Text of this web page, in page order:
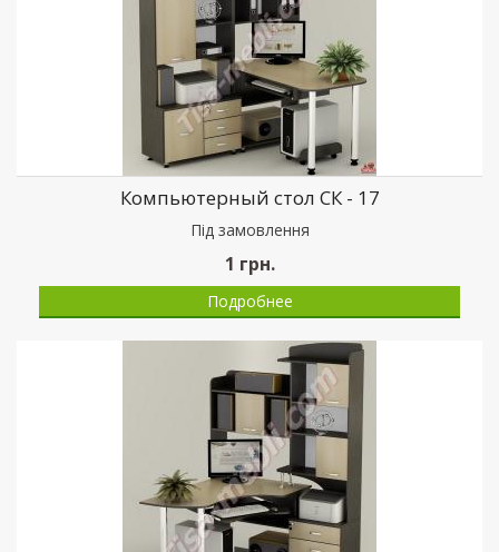
Компьютерный стол СК - 17
Пiд замовлення
1 грн.
Подробнее